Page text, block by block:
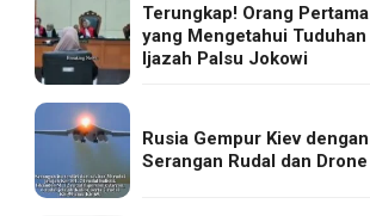
Terungkap! Orang Pertama
yang Mengetahui Tuduhan
Ijazah Palsu Jokowi
Rusia Gempur Kiev dengan
Serangan Rudal dan Drone